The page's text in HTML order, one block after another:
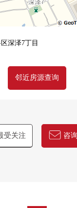
衣帽间
深泽7丁目
邻近房源查询
受关注 咨